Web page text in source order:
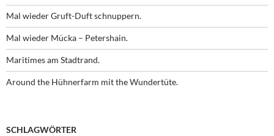
Mal wieder Gruft-Duft schnuppern.
Mal wieder Mücka – Petershain.
Maritimes am Stadtrand.
Around the Hühnerfarm mit the Wundertüte.
SCHLAGWÖRTER